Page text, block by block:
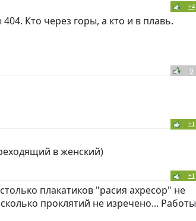
+4
Кто через горы, а кто и в плавь.
0
+1
в женский)
+1
плакатиков "расия ахресор" не
проклятий не изречено... Работы